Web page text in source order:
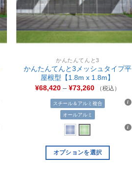
追加
かんたんてんと3
かんたんてんと3メッシュタイプ平
屋根型【1.8m x 1.8m】
¥68,420– ¥73,260 （税込）
スチール＆アルミ複合
オールアルミ
オプションを選択